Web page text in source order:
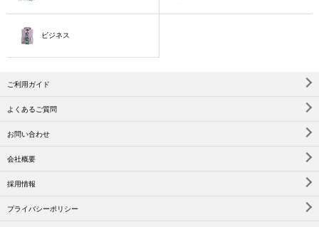
ビジネス
ご利用ガイド
よくあるご質問
お問い合わせ
会社概要
採用情報
プライバシーポリシー